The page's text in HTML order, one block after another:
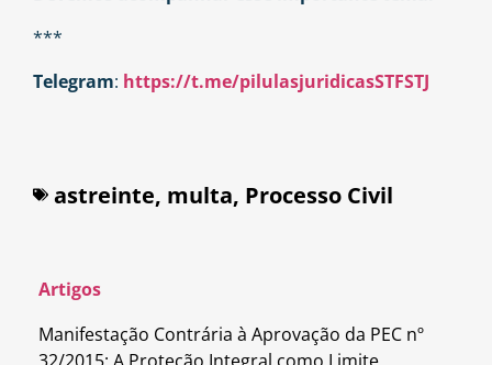
***
Telegram: https://t.me/pilulasjuridicasSTFSTJ
astreinte, multa, Processo Civil
Artigos
Manifestação Contrária à Aprovação da PEC nº